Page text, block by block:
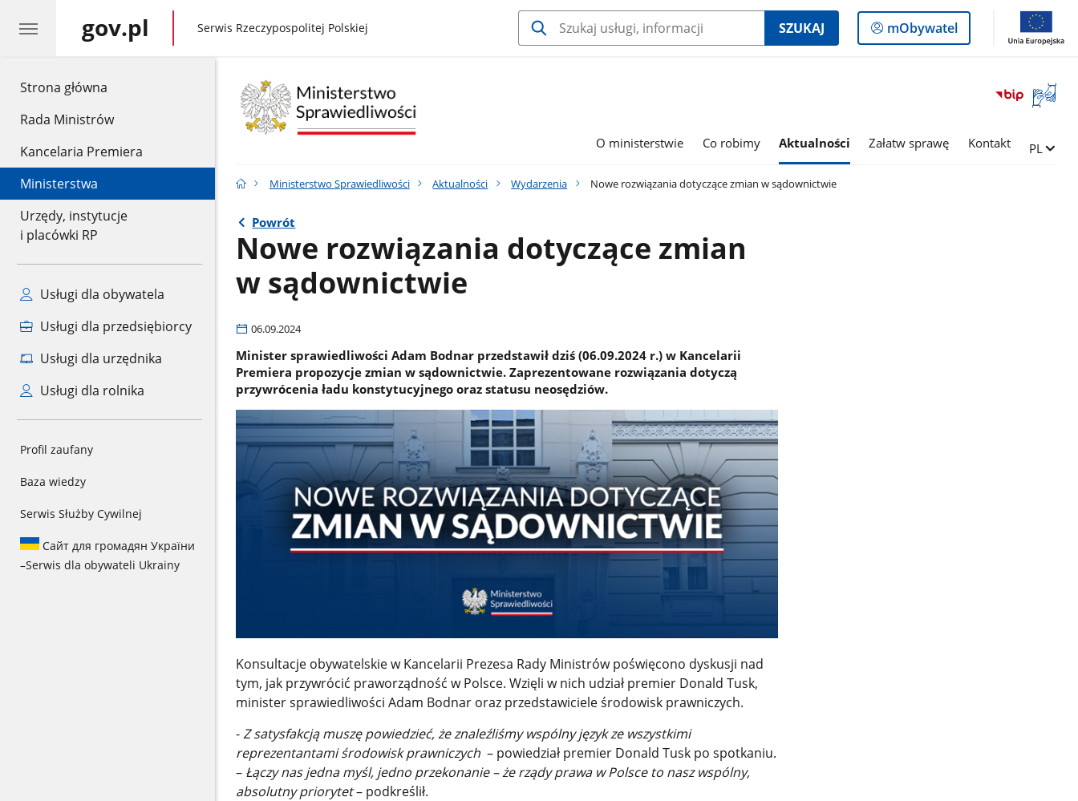
Strona główna
Rada Ministrów
Kancelaria Premiera
Ministerstwa
Urzędy, instytucje
i placówki RP
Usługi dla obywatela
Usługi dla przedsiębiorcy
Usługi dla urzędnika
Usługi dla rolnika
Profil zaufany
Baza wiedzy
Serwis Służby Cywilnej
Сайт для громадян України
–Serwis dla obywateli Ukrainy
gov.pl gov.pl
Serwis Rzeczypospolitej Polskiej SZUKAJ
Logowanie
do
mObywatel
Otwórz
okno
języka
O ministerstwie Co robimy Aktualności Załatw sprawę Kontakt Zmień
PL
Ministerstwo Sprawiedliwości Aktualności Wydarzenia Nowe rozwiązania dotyczące zmian w sądownictwie
Powrót
Nowe rozwiązania dotyczące zmian
w sądownictwie
06.09.2024
Minister sprawiedliwości Adam Bodnar przedstawił dziś (06.09.2024 r.) w Kancelarii
Premiera propozycje zmian w sądownictwie. Zaprezentowane rozwiązania dotyczą
przywrócenia ładu konstytucyjnego oraz statusu neosędziów.
Konsultacje obywatelskie w Kancelarii Prezesa Rady Ministrów poświęcono dyskusji nad
tym, jak przywrócić praworządność w Polsce. Wzięli w nich udział premier Donald Tusk,
minister sprawiedliwości Adam Bodnar oraz przedstawiciele środowisk prawniczych.
-Z satysfakcją muszę powiedzieć, że znaleźliśmy wspólny język ze wszystkimi
reprezentantami środowisk prawniczych– powiedział premier Donald Tusk po spotkaniu.
– Łączy nas jedna myśl, jedno przekonanie – że rządy prawa w Polsce to nasz wspólny,
absolutny priorytet– podkreślił.